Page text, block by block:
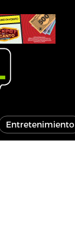
Entretenimiento